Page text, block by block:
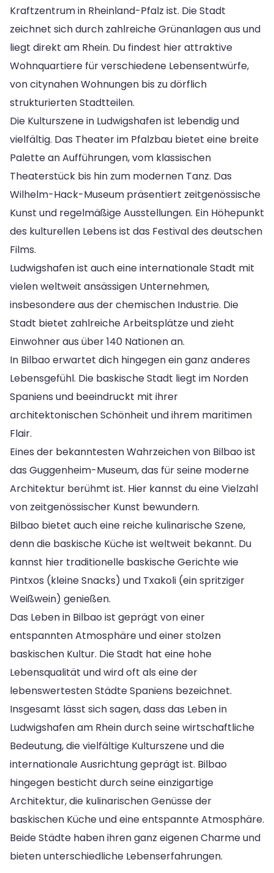
Kraftzentrum in Rheinland-Pfalz ist. Die Stadt
zeichnet sich durch zahlreiche Grünanlagen aus und
liegt direkt am Rhein. Du findest hier attraktive
Wohnquartiere für verschiedene Lebensentwürfe,
von citynahen Wohnungen bis zu dörflich
strukturierten Stadtteilen.
Die Kulturszene in Ludwigshafen ist lebendig und
vielfältig. Das Theater im Pfalzbau bietet eine breite
Palette an Aufführungen, vom klassischen
Theaterstück bis hin zum modernen Tanz. Das
Wilhelm-Hack-Museum präsentiert zeitgenössische
Kunst und regelmäßige Ausstellungen. Ein Höhepunkt
des kulturellen Lebens ist das Festival des deutschen
Films.
Ludwigshafen ist auch eine internationale Stadt mit
vielen weltweit ansässigen Unternehmen,
insbesondere aus der chemischen Industrie. Die
Stadt bietet zahlreiche Arbeitsplätze und zieht
Einwohner aus über 140 Nationen an.
In Bilbao erwartet dich hingegen ein ganz anderes
Lebensgefühl. Die baskische Stadt liegt im Norden
Spaniens und beeindruckt mit ihrer
architektonischen Schönheit und ihrem maritimen
Flair.
Eines der bekanntesten Wahrzeichen von Bilbao ist
das Guggenheim-Museum, das für seine moderne
Architektur berühmt ist. Hier kannst du eine Vielzahl
von zeitgenössischer Kunst bewundern.
Bilbao bietet auch eine reiche kulinarische Szene,
denn die baskische Küche ist weltweit bekannt. Du
kannst hier traditionelle baskische Gerichte wie
Pintxos (kleine Snacks) und Txakoli (ein spritziger
Weißwein) genießen.
Das Leben in Bilbao ist geprägt von einer
entspannten Atmosphäre und einer stolzen
baskischen Kultur. Die Stadt hat eine hohe
Lebensqualität und wird oft als eine der
lebenswertesten Städte Spaniens bezeichnet.
Insgesamt lässt sich sagen, dass das Leben in
Ludwigshafen am Rhein durch seine wirtschaftliche
Bedeutung, die vielfältige Kulturszene und die
internationale Ausrichtung geprägt ist. Bilbao
hingegen besticht durch seine einzigartige
Architektur, die kulinarischen Genüsse der
baskischen Küche und eine entspannte Atmosphäre.
Beide Städte haben ihren ganz eigenen Charme und
bieten unterschiedliche Lebenserfahrungen.